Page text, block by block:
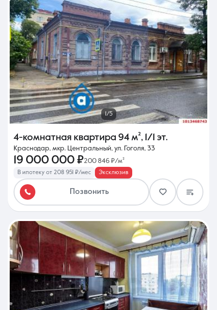
1/5
4-комнатная квартира 94 м², 1/1 эт.
Краснодар, мкр. Центральный, ул. Гоголя, 33
19 000 000 ₽200 846 ₽/м²
В ипотеку от 208 951 ₽/мес Эксклюзив
Позвонить